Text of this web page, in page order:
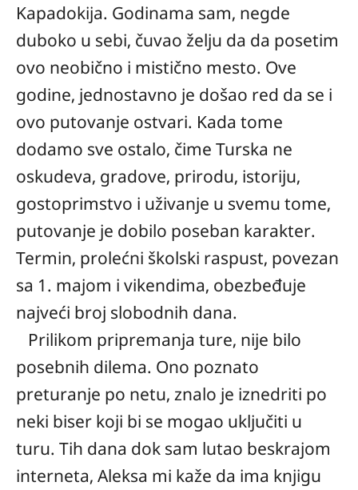
Kapadokija. Godinama sam, negde
duboko u sebi, čuvao želju da da posetim
ovo neobično i mistično mesto. Ove
godine, jednostavno je došao red da se i
ovo putovanje ostvari. Kada tome
dodamo sve ostalo, čime Turska ne
oskudeva, gradove, prirodu, istoriju,
gostoprimstvo i uživanje u svemu tome,
putovanje je dobilo poseban karakter.
Termin, prolećni školski raspust, povezan
sa 1. majom i vikendima, obezbeđuje
najveći broj slobodnih dana.
Prilikom pripremanja ture, nije bilo
posebnih dilema. Ono poznato
preturanje po netu, znalo je iznedriti po
neki biser koji bi se mogao uključiti u
turu. Tih dana dok sam lutao beskrajom
interneta, Aleksa mi kaže da ima knjigu